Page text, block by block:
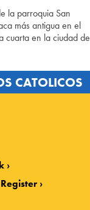
la parroquia San
más antigua en el
cuarta en la ciudad de
CATOLICOS